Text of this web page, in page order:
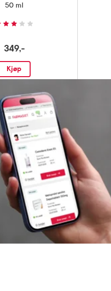
Free
50 ml
349,-
Kjøp